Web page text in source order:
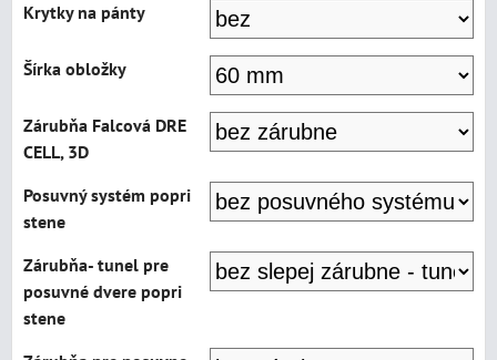
Krytky na pánty
Šírka obložky
Zárubňa Falcová DRE
CELL, 3D
Posuvný systém popri
stene
Zárubňa- tunel pre
posuvné dvere popri
stene